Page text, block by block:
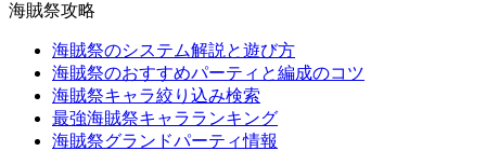
海賊祭攻略
海賊祭のシステム解説と遊び方
海賊祭のおすすめパーティと編成のコツ
海賊祭キャラ絞り込み検索
最強海賊祭キャラランキング
海賊祭グランドパーティ情報